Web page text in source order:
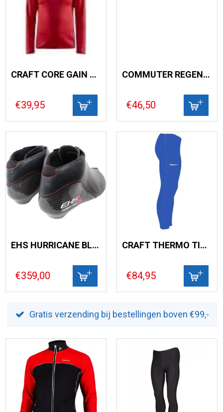
CRAFT CORE GAIN MIDLAYER MAN
€39,95
COMMUTER REGENJACK CORE
€46,50
EHS HURRICANE BLACK
€359,00
CRAFT THERMO TIGHT +RITS
€84,95
Gratis verzending bij bestellingen boven €99,-